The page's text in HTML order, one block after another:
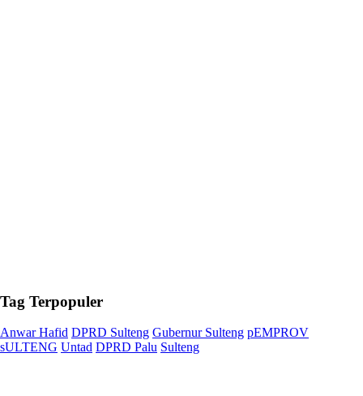
Tag Terpopuler
Anwar Hafid DPRD Sulteng Gubernur Sulteng pEMPROV
sULTENG Untad DPRD Palu Sulteng